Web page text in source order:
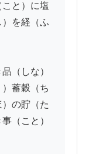
と）に塩
）を経（ふ
（しな）
蓄穀（ち
の貯（た
（こと）